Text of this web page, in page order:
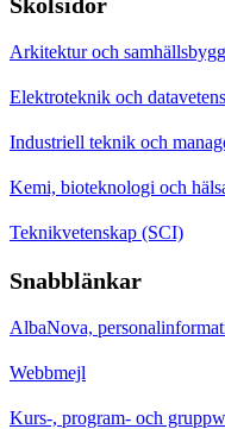
Arkitektur och
Elektroteknik och
Industriell teknik och
Kemi, bioteknologi och
Teknikvetenskap (SCI)
Snabblänkar
AlbaNova,
Webbmejl
Kurs-, program- och